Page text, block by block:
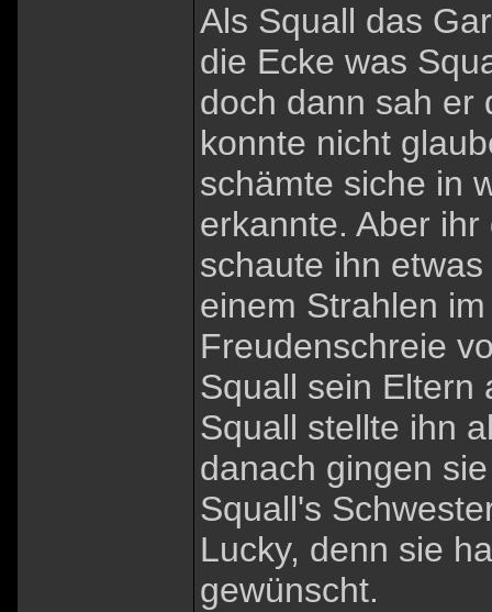
Als Squall das
die Ecke was
doch dann sah er
konnte nicht
schämte siche in
erkannte. Aber
schaute ihn
einem Strahlen
Freudenschreie
Squall sein Eltern
Squall stellte ihn
danach gingen
Squall's
Lucky, denn sie
gewünscht.